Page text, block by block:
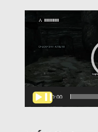
vidéo
00:00